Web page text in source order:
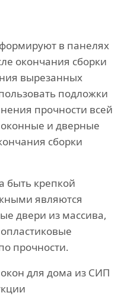
в панелях
окончания сборки
вырезанных
подложки
прочности всей
и дверные
сборки
быть крепкой
являются
двери из массива,
прочности.
для дома из СИП